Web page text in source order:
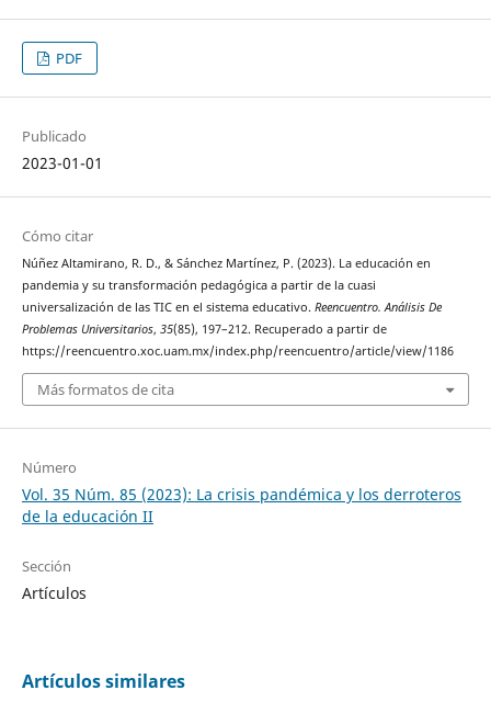
PDF
Publicado
2023-01-01
Cómo citar
Núñez Altamirano, R. D., & Sánchez Martínez, P. (2023). La educación en
pandemia y su transformación pedagógica a partir de la cuasi
universalización de las TIC en el sistema educativo. Reencuentro. Análisis De
Problemas Universitarios, 35(85), 197–212. Recuperado a partir de
https://reencuentro.xoc.uam.mx/index.php/reencuentro/article/view/1186
Más formatos de cita
Número
Vol. 35 Núm. 85 (2023): La crisis pandémica y los derroteros
de la educación II
Sección
Artículos
Artículos similares